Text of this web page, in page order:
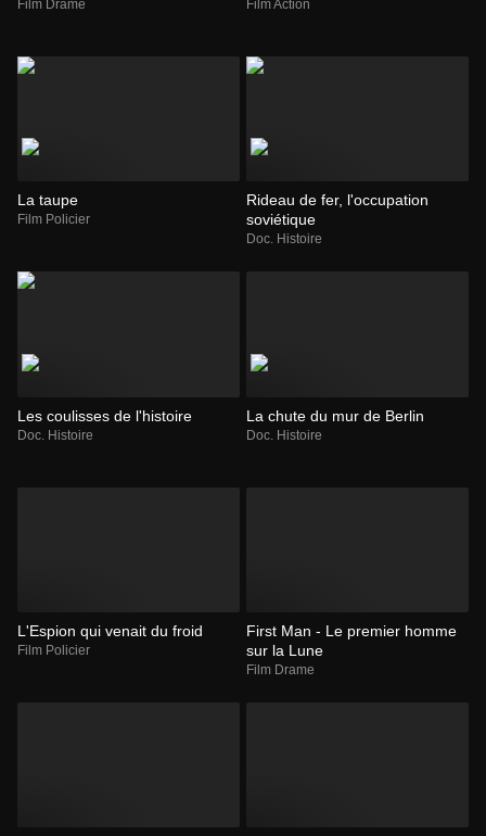
Film Drame Film Action
La taupe
Film Policier
Rideau de fer, l'occupation
soviétique
Doc. Histoire
Les coulisses de l'histoire
Doc. Histoire
La chute du mur de Berlin
Doc. Histoire
L'Espion qui venait du froid
Film Policier
First Man - Le premier homme
sur la Lune
Film Drame